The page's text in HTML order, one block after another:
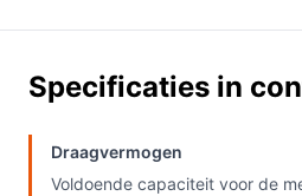
Specificaties in
Draagvermogen
Voldoende capaciteit voor de